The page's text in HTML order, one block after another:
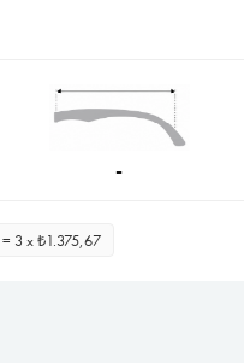
-
= 3 x ₺1.375,67